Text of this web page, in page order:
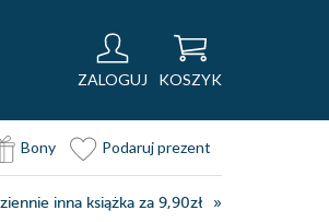
ZALOGUJ KOSZYK
Bony Podaruj prezent
inna książka za 9,90zł